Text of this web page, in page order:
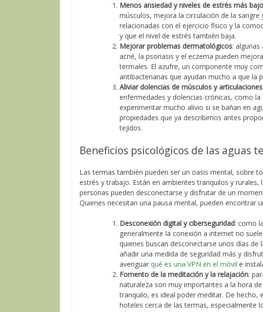
Menos ansiedad y niveles de estrés más
músculos, mejora la circulación de la
relacionadas con el ejercicio físico y la
y que el nivel de estrés también baja.
Mejorar problemas dermatológicos:
acné, la psoriasis y el eczema pueden
termales. El azufre, un componente muy
antibacterianas que ayudan mucho a que la
Aliviar dolencias de músculos y articulaciones
enfermedades y dolencias crónicas, como
experimentar mucho alivio si se bañan en
propiedades que ya describimos antes
tejidos.
Beneficios psicológicos de las aguas
Las termas también pueden ser un oasis mental, sobre
estrés y trabajo. Están en ambientes tranquilos y
personas pueden desconectarse y disfrutar de un
Quienes necesitan una pausa mental, pueden encontrar
Desconexión digital y ciberseguridad: como
generalmente la conexión a internet no
quienes buscan desconectarse unos días
añadir una medida de seguridad más y
averiguarqué es una VPN en el móvil e
Fomento de la meditación y la relajación:
naturaleza son muy importantes a la hora
tranquilo, es ideal poder meditar. De hecho,
hoteles cerca de las termas, especialmente